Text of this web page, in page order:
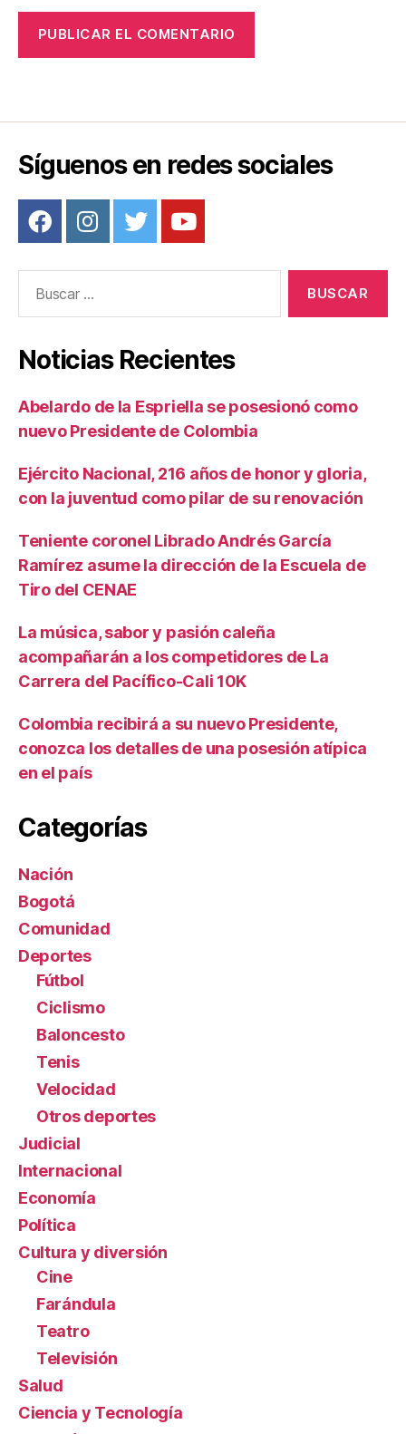
Síguenos en redes sociales
Noticias Recientes
Abelardo de la Espriella se posesionó como
nuevo Presidente de Colombia
Ejército Nacional, 216 años de honor y gloria,
con la juventud como pilar de su renovación
Teniente coronel Librado Andrés García
Ramírez asume la dirección de la Escuela de
Tiro del CENAE
La música, sabor y pasión caleña
acompañarán a los competidores de La
Carrera del Pacífico-Cali 10K
Colombia recibirá a su nuevo Presidente,
conozca los detalles de una posesión atípica
en el país
Categorías
Nación
Bogotá
Comunidad
Deportes
Fútbol
Ciclismo
Baloncesto
Tenis
Velocidad
Otros deportes
Judicial
Internacional
Economía
Política
Cultura y diversión
Cine
Farándula
Teatro
Televisión
Salud
Ciencia y Tecnología